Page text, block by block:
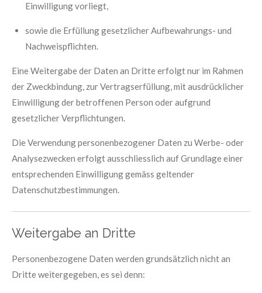
Einwilligung vorliegt,
sowie die Erfüllung gesetzlicher Aufbewahrungs- und
Nachweispflichten.
Eine Weitergabe der Daten an Dritte erfolgt nur im Rahmen
der Zweckbindung, zur Vertragserfüllung, mit ausdrücklicher
Einwilligung der betroffenen Person oder aufgrund
gesetzlicher Verpflichtungen.
Die Verwendung personenbezogener Daten zu Werbe- oder
Analysezwecken erfolgt ausschliesslich auf Grundlage einer
entsprechenden Einwilligung gemäss geltender
Datenschutzbestimmungen.
Weitergabe an Dritte
Personenbezogene Daten werden grundsätzlich nicht an
Dritte weitergegeben, es sei denn: